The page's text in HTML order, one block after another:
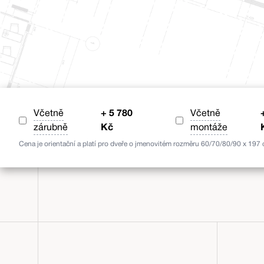
Včetně
zárubně
+5 780
Kč
Včetně
montáže
Cena je orientační a platí pro dveře o jmenovitém rozměru 60/70/80/90 x 197